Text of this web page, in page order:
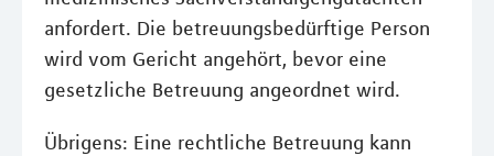
anfordert. Die betreuungsbedürftige Person
wird vom Gericht angehört, bevor eine
gesetzliche Betreuung angeordnet wird.
Übrigens: Eine rechtliche Betreuung kann